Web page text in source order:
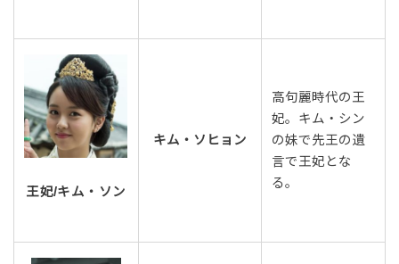
王妃/キム・ソン
キム・ソヒョン
高句麗時代の王
妃。キム・シン
の妹で先王の遺
言で王妃とな
る。